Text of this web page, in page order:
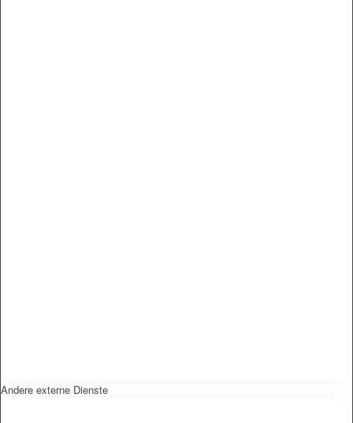
Andere externe Dienste